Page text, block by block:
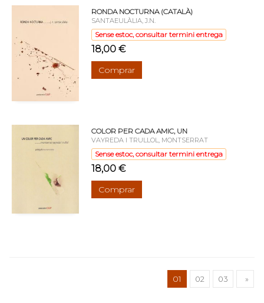
RONDA NOCTURNA (CATALÀ)
SANTAEULÀLIA, J.N.
Sense estoc, consultar termini entrega
18,00 €
Comprar
COLOR PER CADA AMIC, UN
VAYREDA I TRULLOL, MONTSERRAT
Sense estoc, consultar termini entrega
18,00 €
Comprar
01 02 03 »